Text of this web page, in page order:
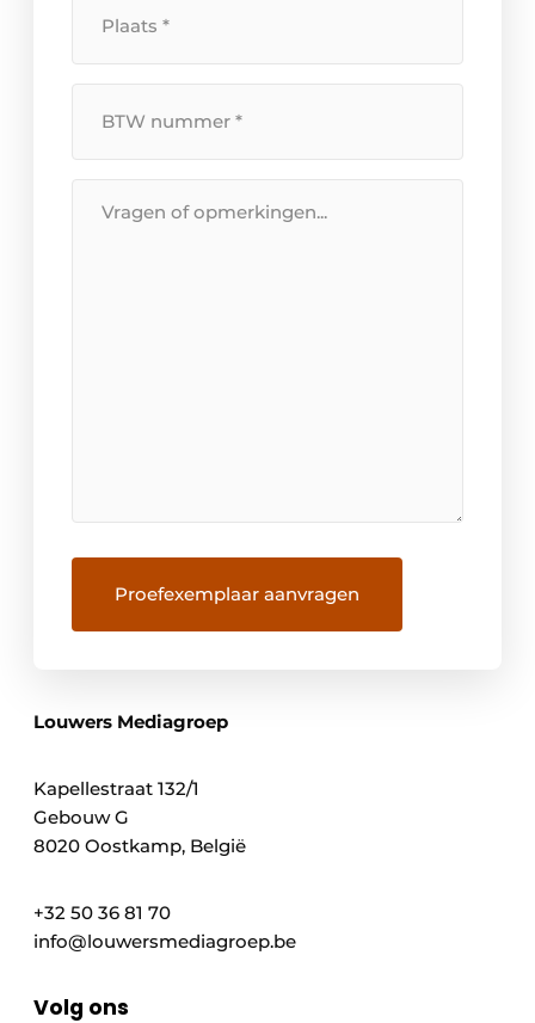
Nummer
*
Louwers Mediagroep
Kapellestraat 132/1
Gebouw G
8020 Oostkamp, België
+32 50 36 81 70
info@louwersmediagroep.be
Volg ons